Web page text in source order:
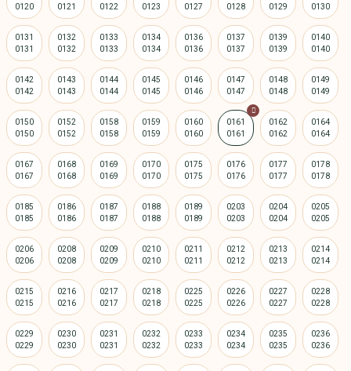
0131 0132 0133 0134 0136 0137 0139 0140
0142 0143 0144 0145 0146 0147 0148 0149
0150 0152 0158 0159 0160 0161 0162 0164
0167 0168 0169 0170 0175 0176 0177 0178
0185 0186 0187 0188 0189 0203 0204 0205
0206 0208 0209 0210 0211 0212 0213 0214
0215 0216 0217 0218 0225 0226 0227 0228
0229 0230 0231 0232 0233 0234 0235 0236